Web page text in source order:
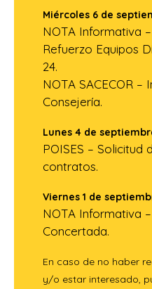
Miércoles 6 de
NOTA Informativa
Refuerzo Equipos
24.
NOTA SACECOR –
Consejería.
Lunes 4 de
POISES – Solicitud
contratos.
Viernes 1 de
NOTA Informativa
Concertada.
En caso de no haber
y/o estar interesado,